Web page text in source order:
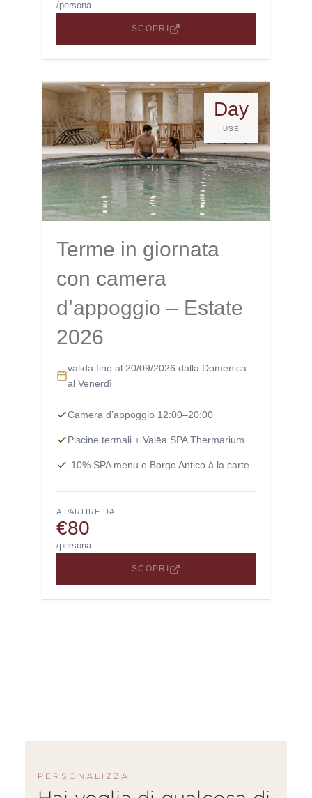
/persona
SCOPRI
Day
USE
Terme in giornata
con camera
d’appoggio – Estate
2026
valida fino al 20/09/2026 dalla Domenica
al Venerdì
Camera d’appoggio 12:00–20:00
Piscine termali + Valēa SPA Thermarium
-10% SPA menu e Borgo Antico à la carte
A PARTIRE DA
€80
/persona
SCOPRI
PERSONALIZZA